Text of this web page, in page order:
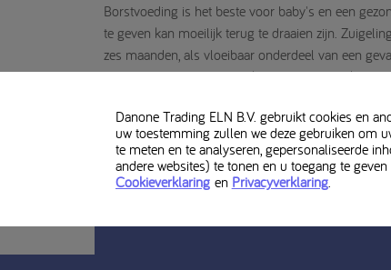
Borstvoeding is het beste voor baby's en een
te geven kan moeilijk terug te draaien zijn.
zes maanden, als vloeibaar onderdeel van een
consultatiebureauverpleegkundige,
bereiding gezondheidsrisico's kan veroorzaken.
Milupa GA 1 is voeding voor medisch gebruik
Danone Trading ELN B.V. gebruikt cookies en
uw toestemming zullen we deze gebruiken om
te meten en te analyseren, gepersonaliseerde
andere websites) te tonen en u toegang te
Cookieverklaringen Privacyverklaring.